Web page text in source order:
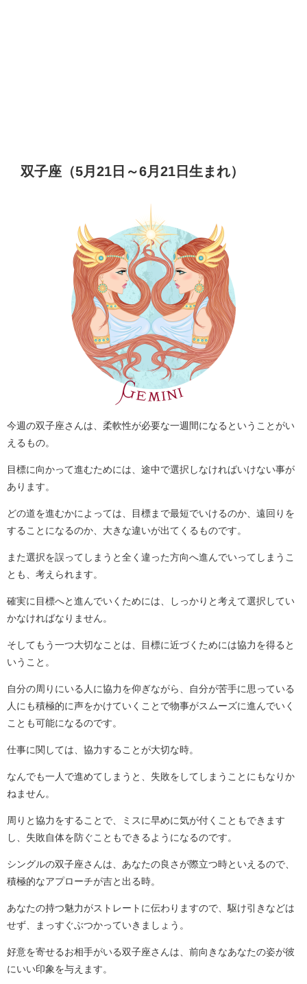
双子座（5月21日～6月21日生まれ）
今週の双子座さんは、柔軟性が必要な一週間になるということがい
えるもの。
目標に向かって進むためには、途中で選択しなければいけない事が
あります。
どの道を進むかによっては、目標まで最短でいけるのか、遠回りを
することになるのか、大きな違いが出てくるものです。
また選択を誤ってしまうと全く違った方向へ進んでいってしまうこ
とも、考えられます。
確実に目標へと進んでいくためには、しっかりと考えて選択してい
かなければなりません。
そしてもう一つ大切なことは、目標に近づくためには協力を得ると
いうこと。
自分の周りにいる人に協力を仰ぎながら、自分が苦手に思っている
人にも積極的に声をかけていくことで物事がスムーズに進んでいく
ことも可能になるのです。
仕事に関しては、協力することが大切な時。
なんでも一人で進めてしまうと、失敗をしてしまうことにもなりか
ねません。
周りと協力をすることで、ミスに早めに気が付くこともできます
し、失敗自体を防ぐこともできるようになるのです。
シングルの双子座さんは、あなたの良さが際立つ時といえるので、
積極的なアプローチが吉と出る時。
あなたの持つ魅力がストレートに伝わりますので、駆け引きなどは
せず、まっすぐぶつかっていきましょう。
好意を寄せるお相手がいる双子座さんは、前向きなあなたの姿が彼
にいい印象を与えます。